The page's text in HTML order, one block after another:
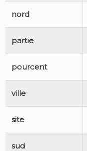
nord
partie
pourcent
ville
site
sud